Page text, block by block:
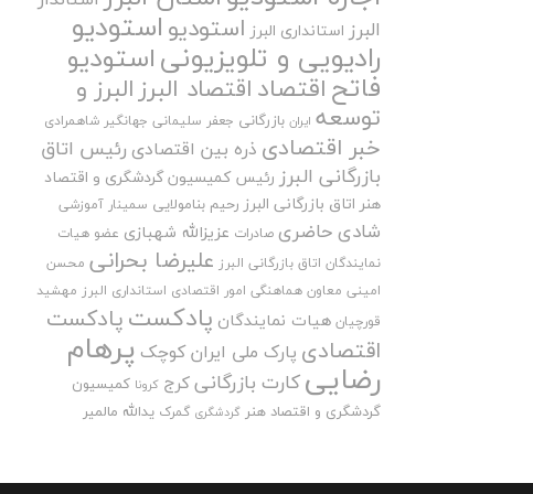
البرز استانداری البرز استودیواستودیو
رادیویی و تلویزیونیاستودیو
فاتحاقتصاداقتصاد البرزالبرز و
توسعه ایران بازرگانی جعفر سلیمانی جهانگیر شاهمرادی
خبر اقتصادی ذره بین اقتصادی رئیس اتاق
بازرگانی البرز رئیس کمیسیون گردشگری و اقتصاد
هنر اتاق بازرگانی البرز رحیم بنامولایی سمینار آموزشی
شادی حاضری صادرات عزیزالله شهبازی عضو هیات
نمایندگان اتاق بازرگانی البرز علیرضا بحرانی محسن
امینی معاون هماهنگی امور اقتصادی استانداری البرز مهشید
قورچیان هیات نمایندگان پادکستپادکست
اقتصادی پارک ملی ایران کوچک پرهام
رضاییکارت بازرگانیکرج کرونا کمیسیون
گردشگری و اقتصاد هنر گردشگری گمرک یدالله مالمیر